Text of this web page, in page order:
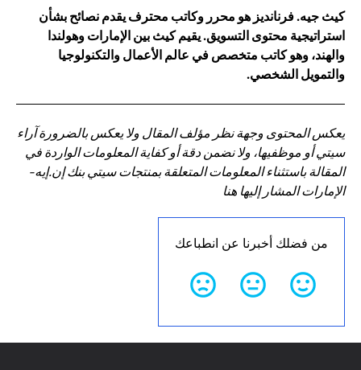
كيث جيه. فرنانديز هو محرر وكاتب محترف يقدم نصائح بشأن
استراتيجية محتوى التسويق. يقيم كيث بين الإمارات وهولندا
والهند، وهو كاتب متخصص في عالم الأعمال والتكنولوجيا
والتمويل الشخصي.
يعكس المحتوى وجهة نظر مؤلف المقال ولا يعكس بالضرورة آراء
سيتي أو موظفيها، ولا نضمن دقة أو كفاية المعلومات الواردة في
المقالة باستثناء المعلومات المتعلقة بمنتجات سيتي بنك إن.إيه-
الإمارات المشار إليها هنا
من فضلك أخبرنا عن انطباعك